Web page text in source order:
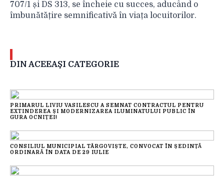
707/1 și DS 313, se încheie cu succes, aducând o
îmbunătățire semnificativă în viața locuitorilor.
DIN ACEEAŞI CATEGORIE
PRIMARUL LIVIU VASILESCU A SEMNAT CONTRACTUL PENTRU
EXTINDEREA ȘI MODERNIZAREA ILUMINATULUI PUBLIC ÎN
GURA OCNIȚEI!
CONSILIUL MUNICIPIAL TÂRGOVIȘTE, CONVOCAT ÎN ȘEDINȚĂ
ORDINARĂ ÎN DATA DE 29 IULIE